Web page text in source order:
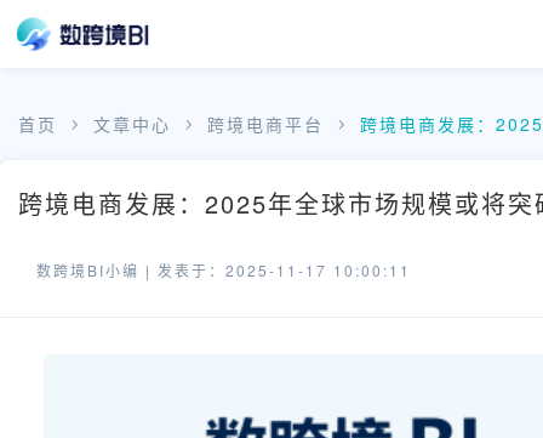
首页 文章中心 跨境电商平台 跨境电商发展：
跨境电商发展：2025年全球市场规模或将
数跨境BI小编 | 发表于：2025-11-17 10:00:11